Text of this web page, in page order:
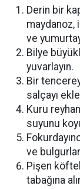
Derin bir
maydanoz,
ve
Bilye
yuvarlayın.
Bir
salçayı
Kuru
suyunu
ve
Pişen
tabağına